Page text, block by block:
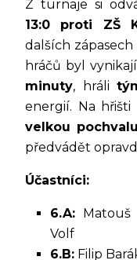
Z turnaje si
13:0 proti ZŠ
dalších
hráčů byl
minuty, hráli
energií. Na hřišti
velkou pochvalu
předvádět
Účastníci:
6.A: Matouš
Volf
6.B: Filip